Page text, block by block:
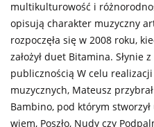
multikulturowość i
opisują charakter muzyczny
rozpoczęła się w 2008 roku,
założył duet Bitamina. Słynie
publicznością W celu realizacji
muzycznych, Mateusz
Bambino, pod którym
wiem, Poszło, Nudy czy